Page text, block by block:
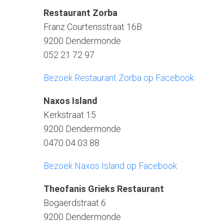
Restaurant Zorba
Franz Courtensstraat 16B
9200 Dendermonde
052 21 72 97
Bezoek Restaurant Zorba op Facebook
Naxos Island
Kerkstraat 15
9200 Dendermonde
0470 04 03 88
Bezoek Naxos Island op Facebook
Theofanis Grieks Restaurant
Bogaerdstraat 6
9200 Dendermonde